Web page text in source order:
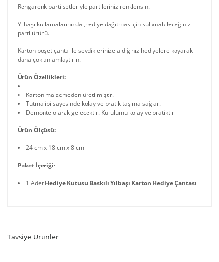
Rengarenk parti setleriyle partileriniz renklensin.
Yılbaşı kutlamalarınızda ,hediye dağıtmak için kullanabileceğiniz
parti ürünü.
Karton poşet çanta ile sevdiklerinize aldığınız hediyelere koyarak
daha çok anlamlaştırın.
Ürün Özellikleri:
Karton malzemeden üretilmiştir.
Tutma ipi sayesinde kolay ve pratik taşıma sağlar.
Demonte olarak gelecektir. Kurulumu kolay ve pratiktir
Ürün Ölçüsü:
24 cm x 18 cm x 8 cm
Paket İçeriği:
1 Adet Hediye Kutusu Baskılı Yılbaşı Karton Hediye Çantası
Tavsiye Ürünler